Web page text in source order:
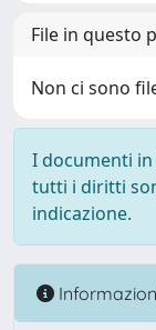
File in questo
Non ci sono
I documenti
tutti i diritti
indicazione.